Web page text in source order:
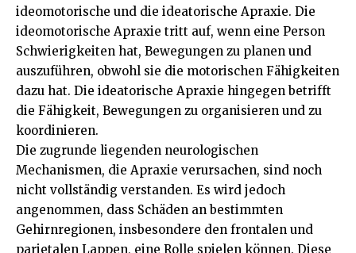
ideomotorische und die ideatorische Apraxie. Die
ideomotorische Apraxie tritt auf, wenn eine Person
Schwierigkeiten hat, Bewegungen zu planen und
auszuführen, obwohl sie die motorischen Fähigkeiten
dazu hat. Die ideatorische Apraxie hingegen betrifft
die Fähigkeit, Bewegungen zu organisieren und zu
koordinieren.
Die zugrunde liegenden neurologischen
Mechanismen, die Apraxie verursachen, sind noch
nicht vollständig verstanden. Es wird jedoch
angenommen, dass Schäden an bestimmten
Gehirnregionen, insbesondere den frontalen und
parietalen Lappen, eine Rolle spielen können. Diese